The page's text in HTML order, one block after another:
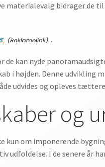
materialevalg bidrager de
.
de kan nyde
i højden. Denne udvikling
udvides og opleves
og
kun om imponerende
udfoldelse. I de senere år